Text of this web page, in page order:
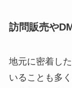
訪問販売や
地元に密着し
いることも多